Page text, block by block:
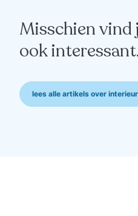
Misschien vind
ook
lees alle artikels over interieur